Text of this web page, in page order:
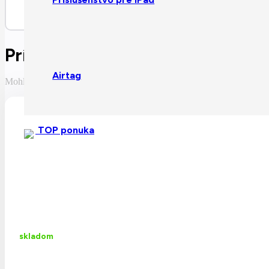
Airtag
TOP ponuka
USB-C nabíjací kábel
Príslušenstvo / Podobné
Mohlo by sa Vám páčiť
skladom